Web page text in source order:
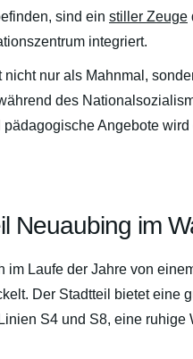
sind ein stiller Zeuge
integriert.
nicht nur als Mahnmal,
des
Angebote
Neuaubing im
im Laufe der Jahre von
Der Stadtteil bietet eine
S4 und S8, eine